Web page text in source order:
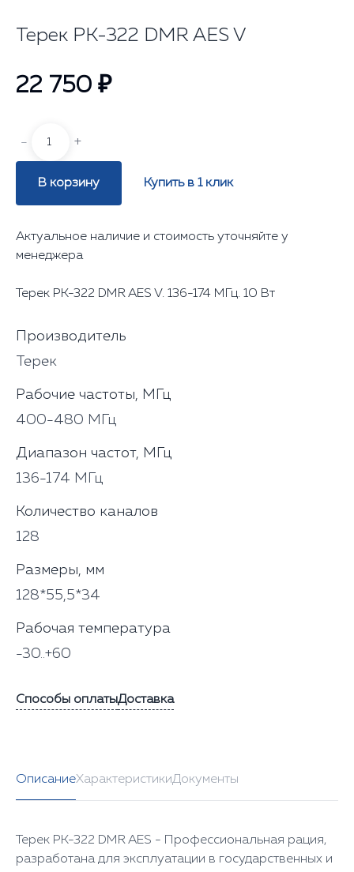
Терек РК-322 DMR AES V
22 750 ₽
- +
В корзину Купить в 1 клик
Актуальное наличие и стоимость уточняйте у
менеджера
Терек РК-322 DMR AES V. 136-174 МГц. 10 Вт
Производитель
Терек
Рабочие частоты, МГц
400-480 МГц
Диапазон частот, МГц
136-174 МГц
Количество каналов
128
Размеры, мм
128*55,5*34
Рабочая температура
-30..+60
Способы оплатыДоставка
ОписаниеХарактеристикиДокументы
Терек РК-322 DMR AES - Профессиональная рация,
разработана для эксплуатации в государственных и